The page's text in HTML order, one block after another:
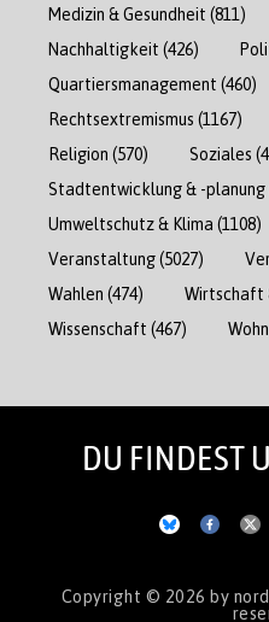
Medizin & Gesundheit (811)
Nachhaltigkeit (426)
Quartiersmanagement (460)
Rechtsextremismus (1167)
Religion (570) Soziales
Stadtentwicklung & -planung
Umweltschutz & Klima (1108)
Veranstaltung(5027)
Wahlen (474) Wirtschaft
Wissenschaft (467)
DU FINDEST
Copyright © 2026 by